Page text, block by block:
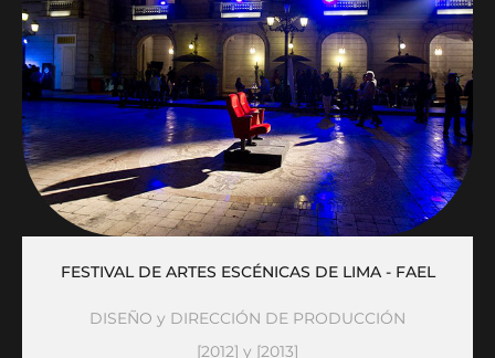
FESTIVAL DE ARTES ESCÉNICAS DE LIMA - FAEL
DISEÑO y DIRECCIÓN DE PRODUCCIÓN
[2012] y [2013]